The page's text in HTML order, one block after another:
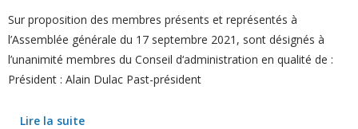
Sur proposition des membres présents et représentés à
l’Assemblée générale du 17 septembre 2021, sont désignés à
l’unanimité membres du Conseil d‘administration en qualité de :
Président : Alain Dulac Past-président
Lire la suite